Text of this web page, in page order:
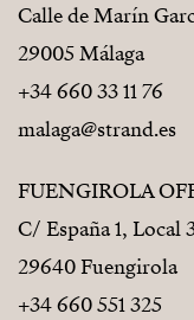
Calle de Marín
29005 Málaga
+34 660 33 11 76
malaga@strand.es
FUENGIROLA
C/ España 1, Local
29640 Fuengirola
+34 660 551 325